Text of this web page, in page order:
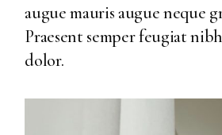
augue mauris augue neque
Praesent semper feugiat
dolor.